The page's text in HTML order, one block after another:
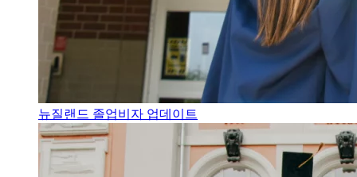
뉴질랜드 졸업비자 업데이트